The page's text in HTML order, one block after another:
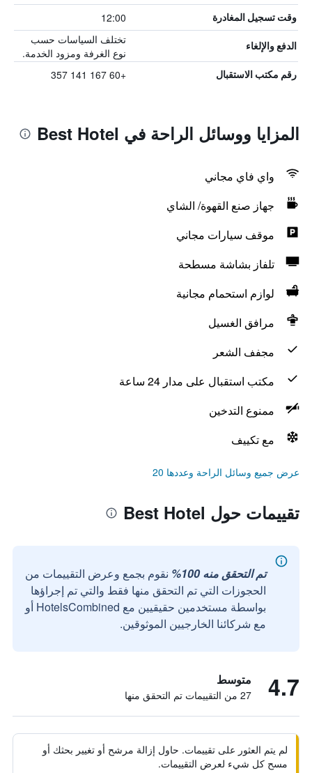
وقت تسجيل المغادرة 12:00
الدفع والإلغاء
تختلف السياسات حسب
نوع الغرفة ومزود الخدمة.
رقم مكتب الاستقبال +60 167 141 357
المزايا ووسائل الراحة في Best Hotel
واي فاي مجاني
جهاز صنع القهوة/ الشاي
موقف سيارات مجاني
تلفاز بشاشة مسطحة
لوازم استحمام مجانية
مرافق الغسيل
مجفف الشعر
مكتب استقبال على مدار 24 ساعة
ممنوع التدخين
مع تكييف
عرض جميع وسائل الراحة وعددها 20
تقييمات حول Best Hotel
تم التحقق منه 100%
نقوم بجمع وعرض التقييمات من
الحجوزات التي تم التحقق منها فقط والتي تم إجراؤها
بواسطة مستخدمين حقيقيين مع HotelsCombined أو
مع شركائنا الخارجيين الموثوقين.
4.7 متوسط
27 من التقييمات تم التحقق منها
لم يتم العثور على تقييمات. حاول إزالة مرشح أو تغيير بحثك أو
مسح كل شيء لعرض التقييمات.